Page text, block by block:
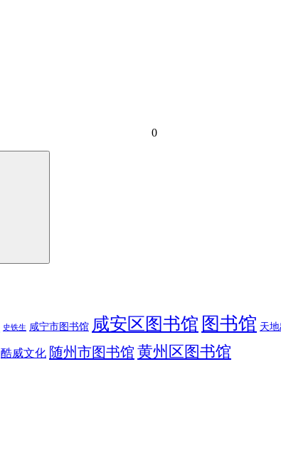
0
史铁生 咸宁市图书馆 咸安区图书馆 图书馆 天
酷威文化 随州市图书馆 黄州区图书馆